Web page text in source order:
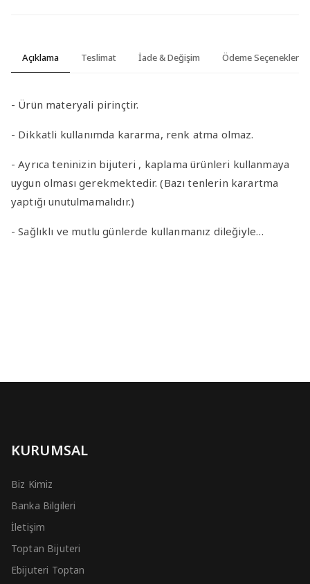
Açıklama Teslimat İade & Değişim Ödeme Seçenekleri
- Ürün materyali pirinçtir.
- Dikkatli kullanımda kararma, renk atma olmaz.
- Ayrıca teninizin bijuteri , kaplama ürünleri kullanmaya
uygun olması gerekmektedir. (Bazı tenlerin karartma
yaptığı unutulmamalıdır.)
- Sağlıklı ve mutlu günlerde kullanmanız dileğiyle…
KURUMSAL
Biz Kimiz
Banka Bilgileri
İletişim
Toptan Bijuteri
Ebijuteri Toptan